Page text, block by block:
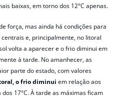
baixas, em torno dos 12°C apenas.
força, mas ainda há condições para
e, principalmente, no litoral
volta a aparecer e o frio diminui em
à tarde. No amanhecer, as
parte do estado, com valores
o frio diminui em relação aos
17°C. À tarde as máximas ficam